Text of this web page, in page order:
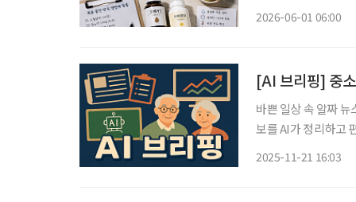
2026-06-01 06:00
[AI 브리핑] 중
바쁜 일상 속 알짜
보를 AI가 정리하고 편집국 기자
2025-11-21 16:03